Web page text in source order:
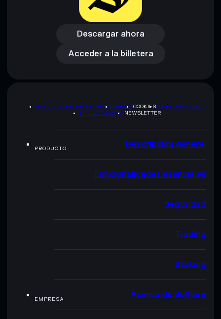
Descargar ahora
Descargar ahora
Acceder a la billetera
Acceder a la billetera
POLÍTICA DE PRIVACIDADTERMSCOOKIESMAPA DEL SITIO
KIT DE MARCA NEWSLETTER
PRODUCTO Descripción general
Funcionalidades esenciales
Seguridad
Trading
Staking
EMPRESA Acerca de Solflare